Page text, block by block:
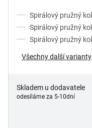
Spirálový pružný
Spirálový pružný
Spirálový pružný
Všechny další varianty
Skladem u dodavatele
odesíláme za 5-10dní